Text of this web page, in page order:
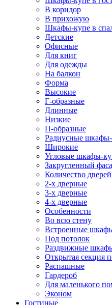
В коридор
В прихожую
Шкафы-купе в
Детские
Офисные
Для книг
Для одежды
На балкон
Форма
Высокие
Г-образные
Длинные
Низкие
П-образные
Радиусные
Широкие
Угловые шкафы-
Закругленный
Количество дверей
2-х дверные
3-х дверные
4-х дверные
Особенности
Во всю стену
Встроенные
Под потолок
Раздвижные
Открытая секция
Распашные
Гардероб
Для маленького
Эконом
Гостиные